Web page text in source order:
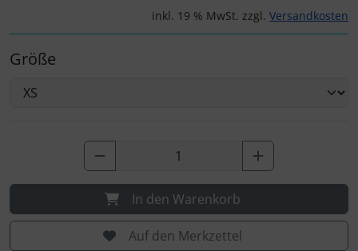
inkl. 19 % MwSt. zzgl. Versandkosten
Größe
In den Warenkorb
Auf den Merkzettel